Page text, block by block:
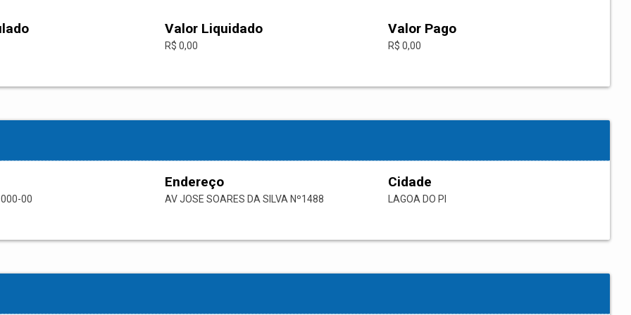
Valor Liquidado
R$ 0,00
Valor Pago
R$ 0,00
00
Endereço
AV JOSE SOARES DA SILVA Nº1488
Cidade
LAGOA DO PI